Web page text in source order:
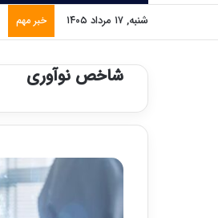
شنبه, ۱۷ مرداد ۱۴۰۵ خبر مهم
شاخص نوآوری